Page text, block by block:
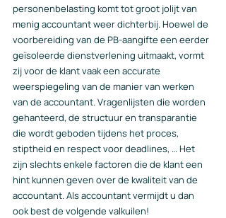
personenbelasting komt tot groot jolijt van
menig accountant weer dichterbij. Hoewel de
voorbereiding van de PB-aangifte een eerder
geïsoleerde dienstverlening uitmaakt, vormt
zij voor de klant vaak een accurate
weerspiegeling van de manier van werken
van de accountant. Vragenlijsten die worden
gehanteerd, de structuur en transparantie
die wordt geboden tijdens het proces,
stiptheid en respect voor deadlines, … Het
zijn slechts enkele factoren die de klant een
hint kunnen geven over de kwaliteit van de
accountant. Als accountant vermijdt u dan
ook best de volgende valkuilen!